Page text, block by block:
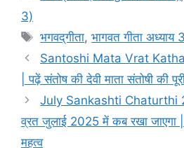
e
g
o
i
e
3)
T
a
s
भगवद्‌गीता,भागवत गीता अध्याय 3
Santoshi Mata Vrat Katha|
| पढ़ें संतोष की देवी माता संतोषी की
July Sankashti Chaturthi
व्रत जुलाई 2025 में कब रखा जाएगा |
महत्व